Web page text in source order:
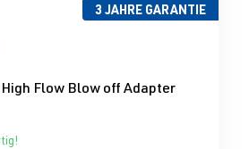
3 JAHRE GARANTIE
von 5 von 5 Sternen
High Flow Blow off Adapter